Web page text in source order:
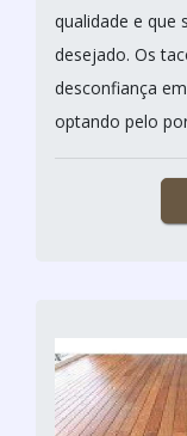
qualidade e que
desejado. Os
desconfiança
optando pelo